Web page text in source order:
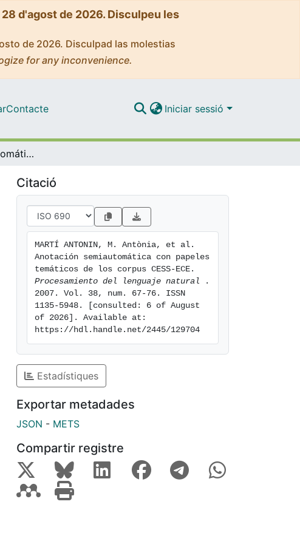
d'agost de 2026. Disculpeu les
de 2026. Disculpad las molestias
for any inconvenience.
Contacte Iniciar sessió
Anotación semiautomática con papeles temáticos de los corpus CESS-ECE
Citació
MARTÍ ANTONIN, M. Antònia, et al.
Anotación semiautomática con papeles
Procesamiento del lenguaje natural
.
2007. Vol. 38, num. 67-76. ISSN
1135-5948. [consulted: 6 of August
of 2026]. Available at:
https://hdl.handle.net/2445/129704
Estadístiques
Exportar metadades
JSON - METS
Compartir registre